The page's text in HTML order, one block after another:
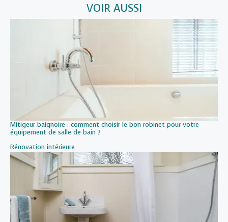
VOIR AUSSI
Mitigeur baignoire : comment choisir le bon robinet pour votre
équipement de salle de bain ?
Par rapport à
Rénovation intérieure